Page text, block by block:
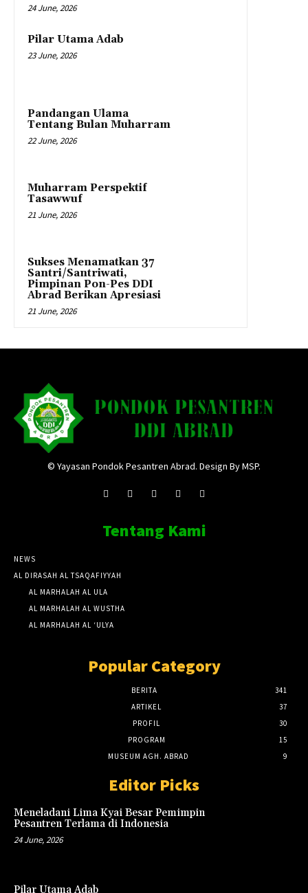
24 June, 2026
Pilar Utama Adab
23 June, 2026
Pandangan Ulama
Tentang Bulan Muharram
22 June, 2026
Muharram Perspektif
Tasawwuf
21 June, 2026
Sukses Menamatkan 37
Santri/Santriwati,
Pimpinan Pon-Pes DDI
Abrad Berikan Apresiasi
21 June, 2026
© Yayasan Pondok Pesantren Abrad. Design By MSP.
Tentang Kami
NEWS
AL DIRASAH AL TSAQAFIYYAH
AL MARHALAH AL ULA
AL MARHALAH AL WUSTHA
AL MARHALAH AL ‘ULYA
Popular Category
BERITA
341
ARTIKEL
37
PROFIL
30
PROGRAM
15
MUSEUM AGH. ABRAD
9
Editor Picks
Meneladani Lima Kyai Besar Pemimpin
Pesantren Terlama di Indonesia
24 June, 2026
Pilar Utama Adab